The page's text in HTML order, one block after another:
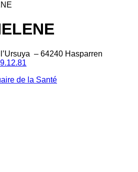
– 64240 Hasparren
de la Santé